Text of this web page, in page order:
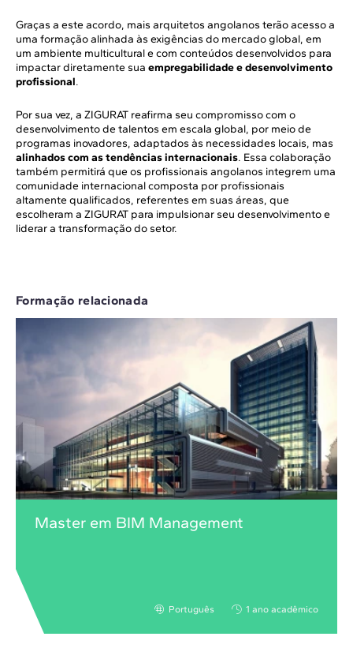
Graças a este acordo, mais arquitetos angolanos terão acesso a
uma formação alinhada às exigências do mercado global, em
um ambiente multicultural e com conteúdos desenvolvidos para
impactar diretamente sua empregabilidade e desenvolvimento
profissional.
Por sua vez, a ZIGURAT reafirma seu compromisso com o
desenvolvimento de talentos em escala global, por meio de
programas inovadores, adaptados às necessidades locais, mas
alinhados com as tendências internacionais. Essa colaboração
também permitirá que os profissionais angolanos integrem uma
comunidade internacional composta por profissionais
altamente qualificados, referentes em suas áreas, que
escolheram a ZIGURAT para impulsionar seu desenvolvimento e
liderar a transformação do setor.
Formação relacionada
Master em BIM Management
Português 1 ano acadêmico